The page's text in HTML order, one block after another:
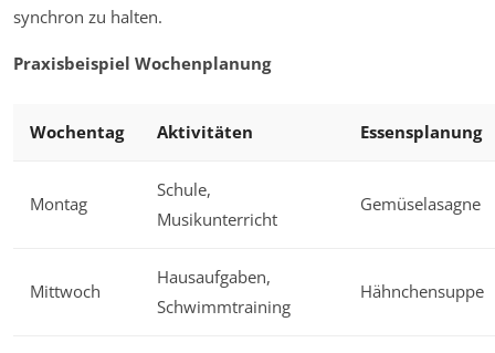
synchron zu halten.
Praxisbeispiel Wochenplanung
Wochentag Aktivitäten Essensplanung
Montag
Schule,
Musikunterricht
Gemüselasagne
Mittwoch
Hausaufgaben,
Schwimmtraining
Hähnchensuppe